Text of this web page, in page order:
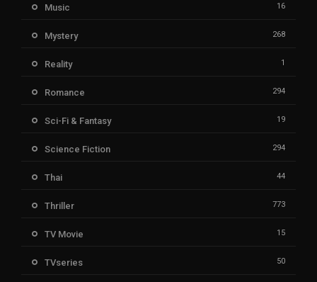
Music 16
Mystery 268
Reality 1
Romance 294
Sci-Fi & Fantasy 19
Science Fiction 294
Thai 44
Thriller 773
TV Movie 15
TVseries 50